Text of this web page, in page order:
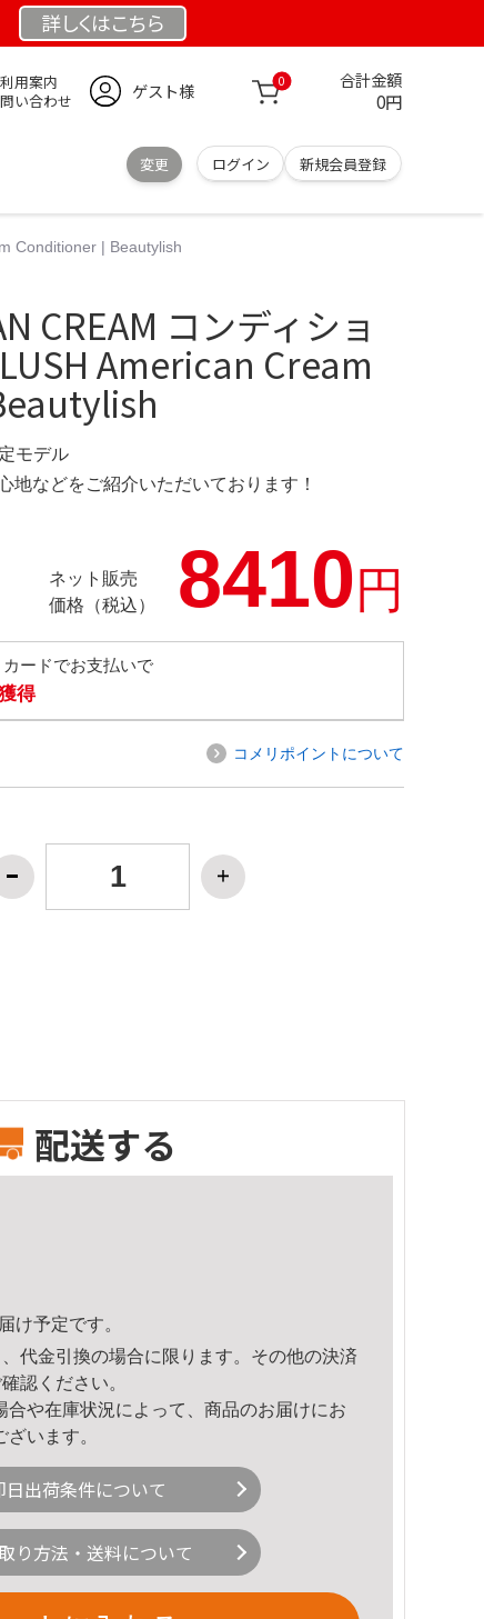
詳しくはこちら
用案内
い合わせ
ゲスト様 0 合計金額
0円
変更 ログイン 新規会員登録
Conditioner | Beautylish
CREAM コンディショ
American Cream
モデル
地などをご紹介いただいております！
ネット販売
価格（税込）
8410円
ードでお支払いで
得
コメリポイントについて
配送する
け予定です。
代金引換の場合に限ります。その他の決済
認ください。
や在庫状況によって、商品のお届けにお
います。
日出荷条件について
り方法・送料について